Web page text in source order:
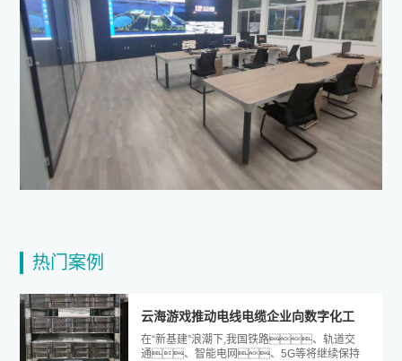
热门案例
云海游戏推动电线电缆企业向数字化工
厂更进一步
在“新基建”浪潮下,我国铁路、轨道交
通、智能电网、5G等将继续保持